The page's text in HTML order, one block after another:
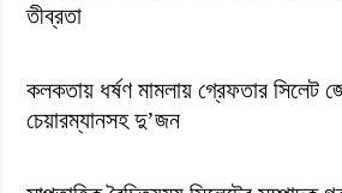
তীব্রতা
কলকতায় ধর্ষণ মামলায় গ্রেফতার সিলেট
চেয়ারম্যানসহ দু’জন